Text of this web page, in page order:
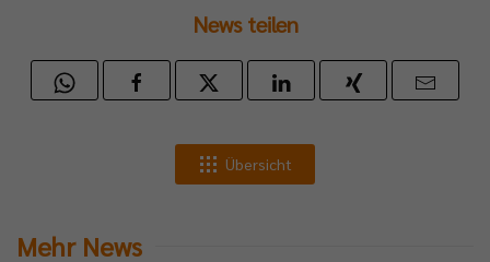
News teilen
Übersicht
Mehr News